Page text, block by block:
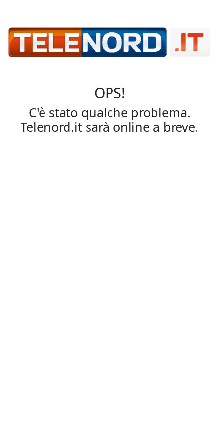
OPS!
C'è stato qualche problema.
Telenord.it sarà online a breve.